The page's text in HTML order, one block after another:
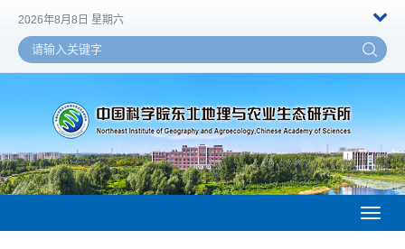
2026年8月8日 星期六